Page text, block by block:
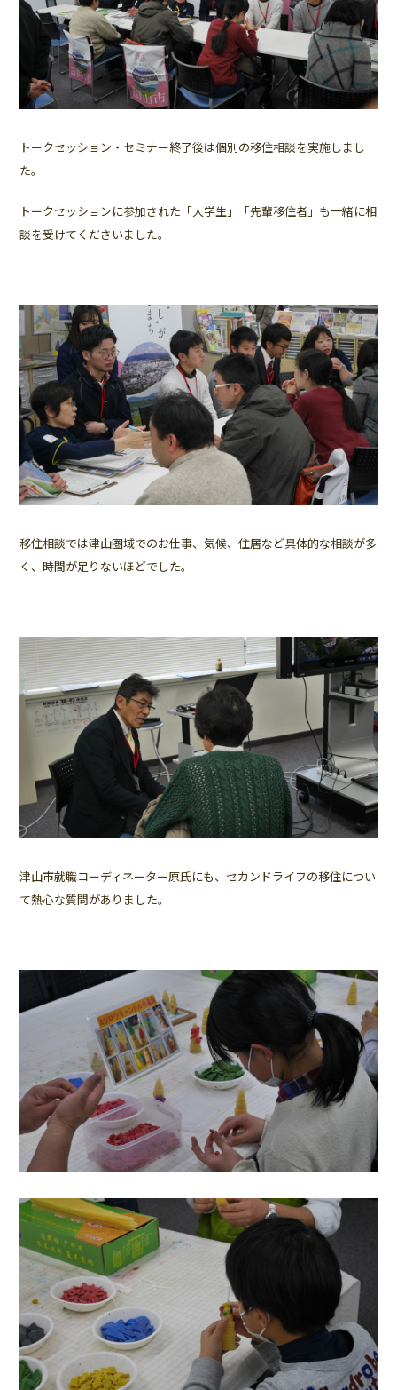
トークセッション・セミナー終了後は個別の移住相談を実施しまし
た。
トークセッションに参加された「大学生」「先輩移住者」も一緒に相
談を受けてくださいました。
移住相談では津山圏域でのお仕事、気候、住居など具体的な相談が多
く、時間が足りないほどでした。
津山市就職コーディネーター原氏にも、セカンドライフの移住につい
て熱心な質問がありました。